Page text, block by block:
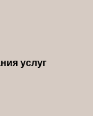
услуг